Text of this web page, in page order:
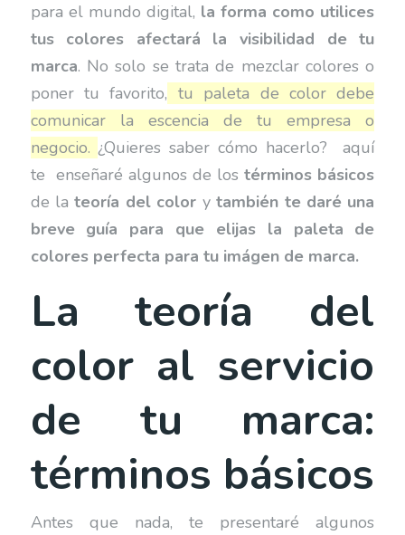
para el mundo digital, la forma como utilices
tus colores afectará la visibilidad de tu
marca. No solo se trata de mezclar colores o
poner tu favorito, tu paleta de color debe
comunicar la escencia de tu empresa o
negocio.¿Quieres saber cómo hacerlo? aquí
te enseñaré algunos de lostérminos básicos
de lateoría del color ytambién te daré una
breve guía para que elijas la paleta de
colores perfecta para tu imágen de marca.
La teoría del
color al servicio
de tu marca:
términos básicos
Antes que nada, te presentaré algunos